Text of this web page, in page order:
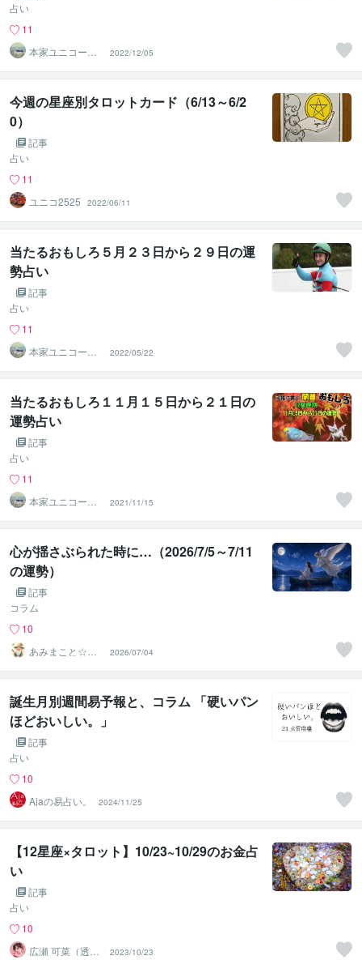
占い
11
本家ユニコーン
の使者桜10周年
ありがとう
2022/12/05
今週の星座別タロットカード（6/13～6/2
0）
記事
占い
11
ユニコ2525
2022/06/11
当たるおもしろ５月２３日から２９日の運
勢占い
記事
占い
11
本家ユニコーン
の使者桜10周年
ありがとう
2022/05/22
当たるおもしろ１１月１５日から２１日の
運勢占い
記事
占い
11
本家ユニコーン
の使者桜10周年
ありがとう
2021/11/15
心が揺さぶられた時に…（2026/7/5～7/11
の運勢）
記事
コラム
10
あみまこと☆天
使の伝言☆メッ
センジャー
2026/07/04
誕生月別週間易予報と、コラム 「硬いパン
ほどおいしい。」
記事
占い
10
Ajaの易占い。
2024/11/25
【12星座×タロット】10/23~10/29のお金占
い
記事
占い
10
広瀬 可菜（透視
2023/10/23